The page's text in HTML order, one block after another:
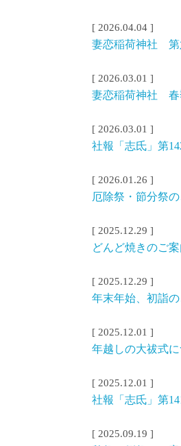
[ 2026.04.04 ]
妻恋稲荷神社 第
[ 2026.03.01 ]
妻恋稲荷神社
[ 2026.03.01 ]
社報「志氐」第
[ 2026.01.26 ]
厄除祭・節分祭
[ 2025.12.29 ]
どんど焼きのご
[ 2025.12.29 ]
年末年始、初詣
[ 2025.12.01 ]
年越しの大祓式
[ 2025.12.01 ]
社報「志氐」第
[ 2025.09.19 ]